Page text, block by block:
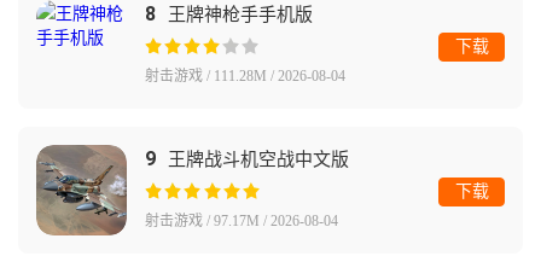
8 王牌神枪手手机版
射击游戏 / 111.28M / 2026-08-04
下载
9 王牌战斗机空战中文版
射击游戏 / 97.17M / 2026-08-04
下载